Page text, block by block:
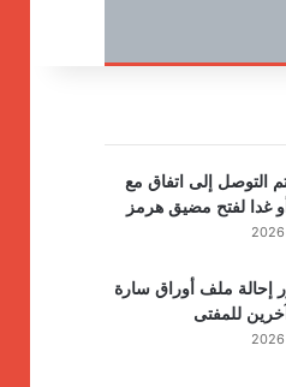
التوصل إلى اتفاق مع
غدا لفتح مضيق هرمز
إحالة ملف أوراق سارة